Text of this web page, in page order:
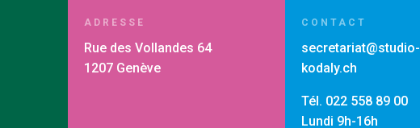
ADRESSE
Rue des Vollandes 64
1207 Genève
CONTACT
secretariat@studio-
kodaly.ch
Tél. 022 558 89 00
Lundi 9h-16h